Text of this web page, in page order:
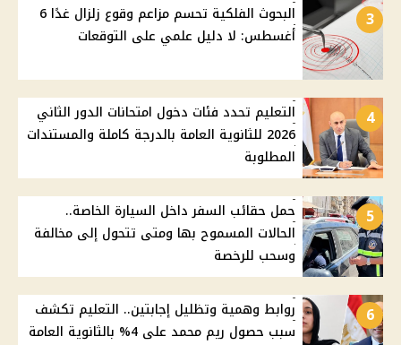
3
البحوث الفلكية تحسم مزاعم وقوع زلزال غدًا 6
أغسطس: لا دليل علمي على التوقعات
4
التعليم تحدد فئات دخول امتحانات الدور الثاني
2026 للثانوية العامة بالدرجة كاملة والمستندات
المطلوبة
5
حمل حقائب السفر داخل السيارة الخاصة..
الحالات المسموح بها ومتى تتحول إلى مخالفة
وسحب للرخصة
6
روابط وهمية وتظليل إجابتين.. التعليم تكشف
سبب حصول ريم محمد على 4% بالثانوية العامة